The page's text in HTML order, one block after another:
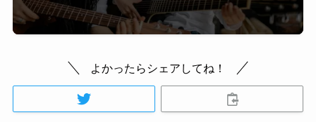
よかったらシェアしてね！